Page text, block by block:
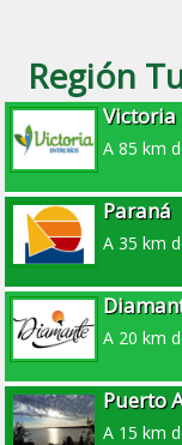
Región
Victoria
A 85 km
Paraná
A 35 km
A 20 km
Puerto
A 15 km